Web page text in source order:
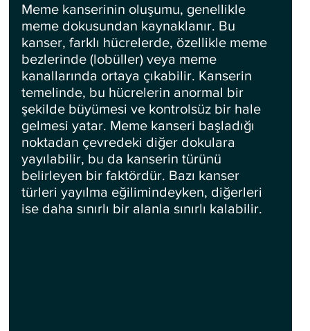
Meme kanserinin oluşumu, genellikle
meme dokusundan kaynaklanır. Bu
kanser, farklı hücrelerde, özellikle meme
bezlerinde (lobüller) veya meme
kanallarında ortaya çıkabilir. Kanserin
temelinde, bu hücrelerin anormal bir
şekilde büyümesi ve kontrolsüz bir hale
gelmesi yatar. Meme kanseri başladığı
noktadan çevredeki diğer dokulara
yayılabilir, bu da kanserin türünü
belirleyen bir faktördür. Bazı kanser
türleri yayılma eğilimindeyken, diğerleri
ise daha sınırlı bir alanla sınırlı kalabilir.